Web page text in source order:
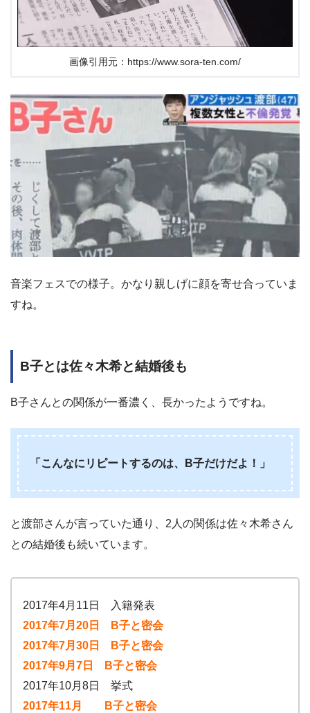
画像引用元：https://www.sora-ten.com/
音楽フェスでの様子。かなり親しげに顔を寄せ合っていま
すね。
B子とは佐々木希と結婚後も
B子さんとの関係が一番濃く、長かったようですね。
「こんなにリピートするのは、B子だけだよ！」
と渡部さんが言っていた通り、2人の関係は佐々木希さん
との結婚後も続いています。
2017年4月11日 入籍発表
2017年7月20日 B子と密会
2017年7月30日 B子と密会
2017年9月7日 B子と密会
2017年10月8日 挙式
2017年11月 B子と密会